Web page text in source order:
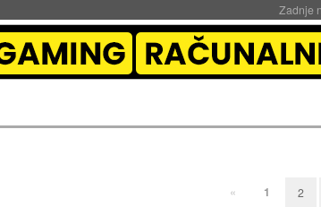
Zadnje
« 1 2